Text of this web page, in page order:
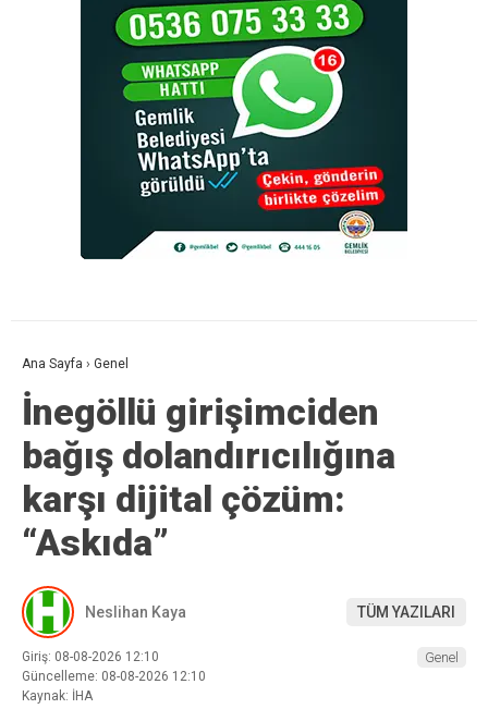
Ana Sayfa › Genel
İnegöllü girişimciden
bağış dolandırıcılığına
karşı dijital çözüm:
“Askıda”
Neslihan Kaya TÜM YAZILARI
Giriş: 08-08-2026 12:10
Güncelleme: 08-08-2026 12:10
Kaynak: İHA
Genel